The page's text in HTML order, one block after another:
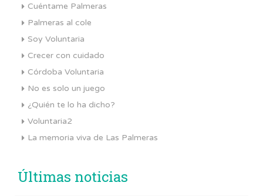
Cuéntame Palmeras
Palmeras al cole
Soy Voluntaria
Crecer con cuidado
Córdoba Voluntaria
No es solo un juego
¿Quién te lo ha dicho?
Voluntaria2
La memoria viva de Las Palmeras
Últimas noticias